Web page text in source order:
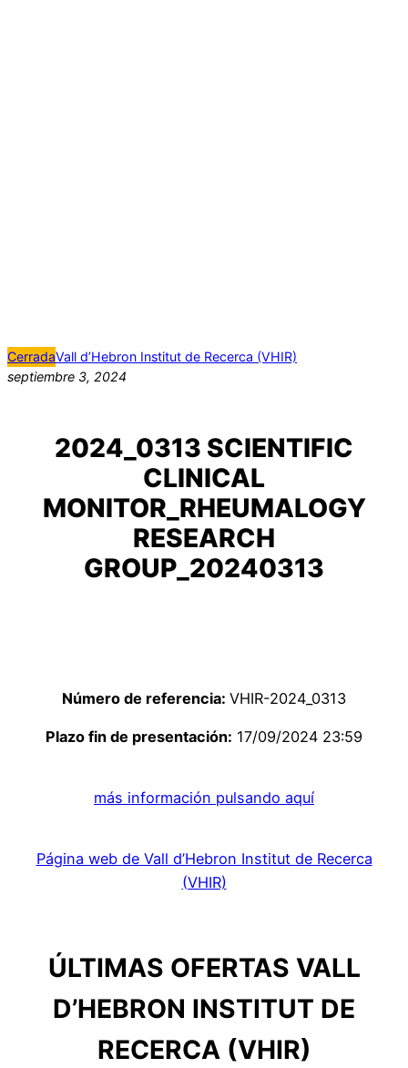
CerradaVall d’Hebron Institut de Recerca (VHIR)
septiembre 3, 2024
2024_0313 SCIENTIFIC
CLINICAL
MONITOR_RHEUMALOGY
RESEARCH
GROUP_20240313
Número de referencia: VHIR-2024_0313
Plazo fin de presentación: 17/09/2024 23:59
más información pulsando aquí
Página web de Vall d’Hebron Institut de Recerca
(VHIR)
ÚLTIMAS OFERTAS VALL
D’HEBRON INSTITUT DE
RECERCA (VHIR)